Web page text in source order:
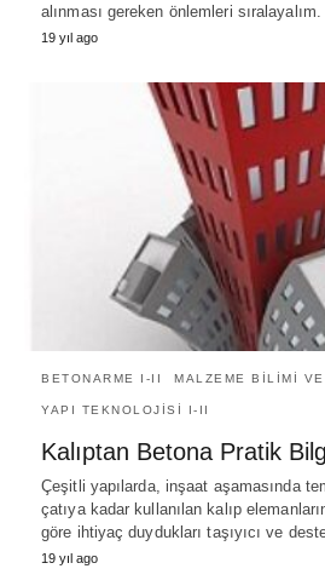
alınması gereken önlemleri sıralayalım.
19 yıl ago
BETONARME I-II MALZEME BILIMI
YAPI TEKNOLOJISI I-II
Kalıptan Betona Pratik
Çeşitli yapılarda, inşaat aşamasında
çatıya kadar kullanılan kalıp
göre ihtiyaç duydukları taşıyıcı ve
19 yıl ago